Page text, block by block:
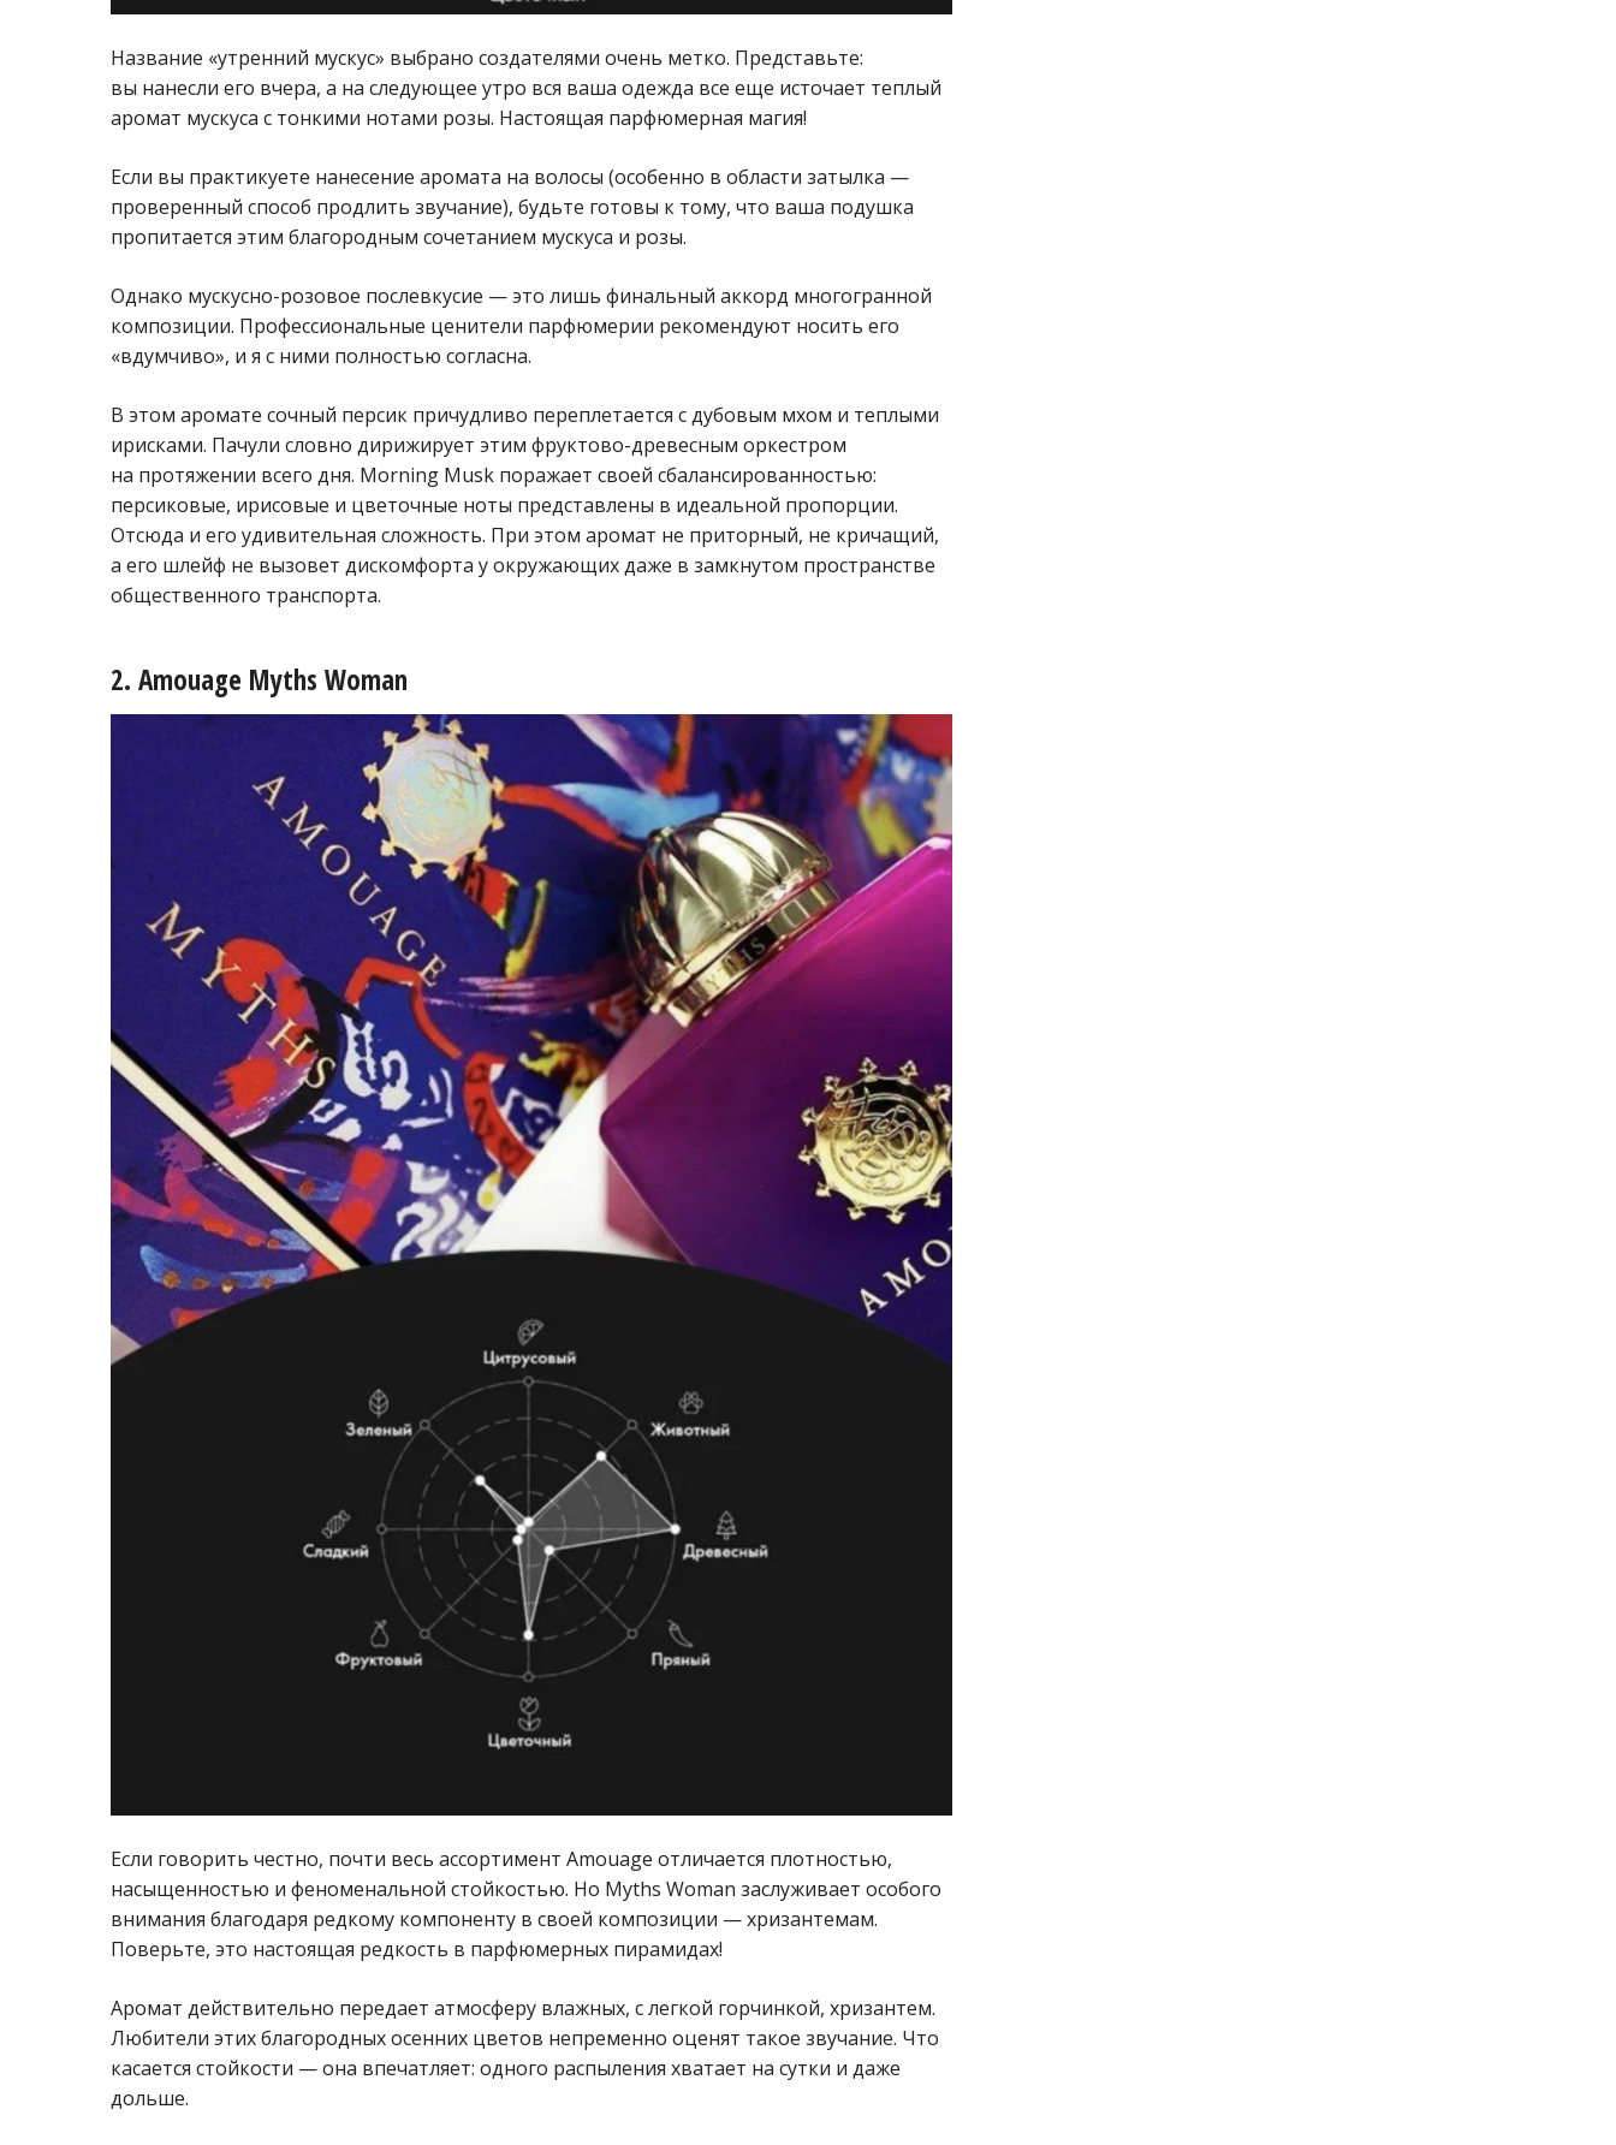
Название «утренний мускус» выбрано создателями очень метко. Представьте:
вы нанесли его вчера, а на следующее утро вся ваша одежда все еще источает теплый
аромат мускуса с тонкими нотами розы. Настоящая парфюмерная магия!
Если вы практикуете нанесение аромата на волосы (особенно в области затылка —
проверенный способ продлить звучание), будьте готовы к тому, что ваша подушка
пропитается этим благородным сочетанием мускуса и розы.
Однако мускусно-розовое послевкусие — это лишь финальный аккорд многогранной
композиции. Профессиональные ценители парфюмерии рекомендуют носить его
«вдумчиво», и я с ними полностью согласна.
В этом аромате сочный персик причудливо переплетается с дубовым мхом и теплыми
ирисками. Пачули словно дирижирует этим фруктово-древесным оркестром
на протяжении всего дня. Morning Musk поражает своей сбалансированностью:
персиковые, ирисовые и цветочные ноты представлены в идеальной пропорции.
Отсюда и его удивительная сложность. При этом аромат не приторный, не кричащий,
а его шлейф не вызовет дискомфорта у окружающих даже в замкнутом пространстве
общественного транспорта.
2. Amouage Myths Woman
Если говорить честно, почти весь ассортимент Amouage отличается плотностью,
насыщенностью и феноменальной стойкостью. Но Myths Woman заслуживает особого
внимания благодаря редкому компоненту в своей композиции — хризантемам.
Поверьте, это настоящая редкость в парфюмерных пирамидах!
Аромат действительно передает атмосферу влажных, с легкой горчинкой, хризантем.
Любители этих благородных осенних цветов непременно оценят такое звучание. Что
касается стойкости — она впечатляет: одного распыления хватает на сутки и даже
дольше.